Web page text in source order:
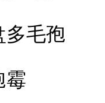
多毛孢
霉